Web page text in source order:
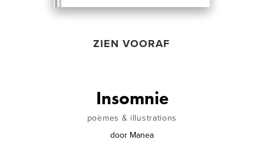
ZIEN VOORAF
Insomnie
poèmes & illustrations
door Manea